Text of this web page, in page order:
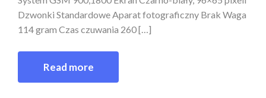
Dzwonki Standardowe Aparat fotograficzny Brak Waga
114 gram Czas czuwania 260 […]
Read more